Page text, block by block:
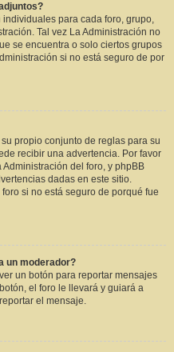
para cada foro, grupo,
Tal vez La Administración no
se encuentra o solo ciertos grupos
si no está seguro de por
propio conjunto de reglas para su
recibir una advertencia. Por favor
del foro, y phpBB
dadas en este sitio.
si no está seguro de porqué fue
un moderador?
un botón para reportar mensajes
el foro le llevará y guiará a
el mensaje.